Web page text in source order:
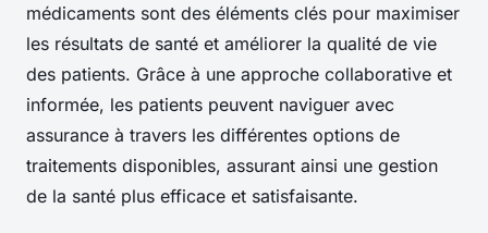
médicaments sont des éléments clés pour maximiser
les résultats de santé et améliorer la qualité de vie
des patients. Grâce à une approche collaborative et
informée, les patients peuvent naviguer avec
assurance à travers les différentes options de
traitements disponibles, assurant ainsi une gestion
de la santé plus efficace et satisfaisante.